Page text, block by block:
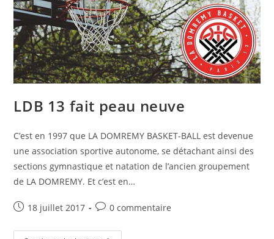
LDB 13 fait peau neuve
C’est en 1997 que LA DOMREMY BASKET-BALL est devenue
une association sportive autonome, se détachant ainsi des
sections gymnastique et natation de l’ancien groupement
de LA DOMREMY. Et c’est en…
18 juillet 2017 0 commentaire